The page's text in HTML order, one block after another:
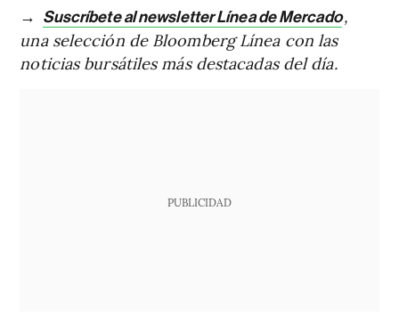
→ Suscríbete al newsletter Línea de Mercado,
una selección de Bloomberg Línea con las
noticias bursátiles más destacadas del día.
PUBLICIDAD